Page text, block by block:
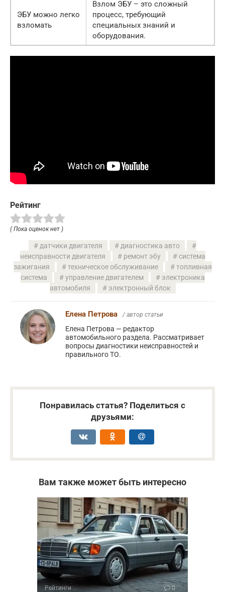
ЭБУ можно легко
взломать
Взлом ЭБУ – это сложный
процесс, требующий
специальных знаний и
оборудования.
Рейтинг
( Пока оценок нет )
датчики двигателя
диагностика авто
неисправности двигателя
ремонт эбу
система
зажигания
техническое обслуживание
топливная
система
управление двигателем
электроника
автомобиля
электронный блок
Елена Петрова / автор статьи
Елена Петрова — редактор
автомобильного раздела. Рассматривает
вопросы диагностики неисправностей и
правильного ТО.
Понравилась статья? Поделиться с
друзьями:
Вам также может быть интересно
Рейтинги 0